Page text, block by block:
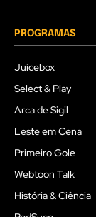
PROGRAMAS
Juicebox
Select & Play
Arca de Sigil
Leste em Cena
Primeiro Gole
Webtoon Talk
História & Ciência